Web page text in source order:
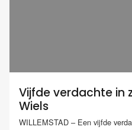
Vijfde verdachte in
Wiels
WILLEMSTAD – Een vijfde